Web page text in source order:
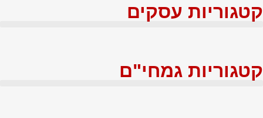
קטגוריות עסקים
קטגוריות גמחי"ם